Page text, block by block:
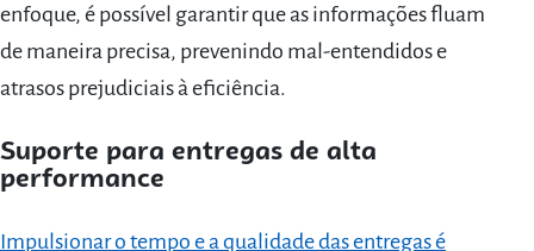
enfoque, é possível garantir que as informações fluam
de maneira precisa, prevenindo mal-entendidos e
atrasos prejudiciais à eficiência.
Suporte para entregas de alta
performance
Impulsionar o tempo e a qualidade das entregas é